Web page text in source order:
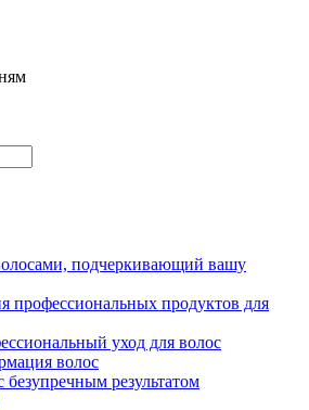
подчеркивающий вашу
профессиональных продуктов для
уход для волос
волос
безупречным результатом